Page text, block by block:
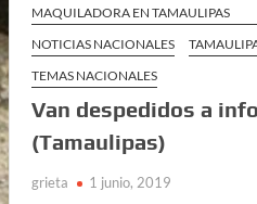
MAQUILADORA EN TAMAULIPAS
NOTICIAS NACIONALES
TEMAS NACIONALES
Van despedidos a
(Tamaulipas)
grieta 1 junio, 2019